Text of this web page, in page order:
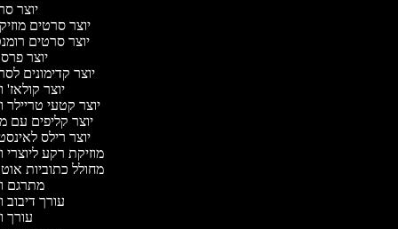
יוצר
יוצר סרטים
יוצר סרטים
יוצר
יוצר קדימונים
יוצר קולאז'
יוצר קטעי טריילר
יוצר קליפים עם
יוצר רילס
מוזיקת רקע ליוצרי
מחולל כתוביות
מתרגם
עורך דיבוב
עורך